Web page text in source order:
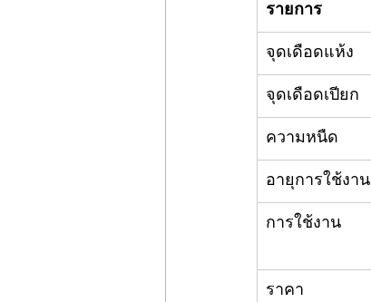
รายการ
จุดเดือดแห้ง
จุดเดือดเปียก
ความหนืด
อายุการใช้งาน
การใช้งาน
ราคา